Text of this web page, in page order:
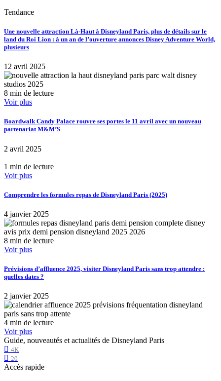
Tendance
Une nouvelle attraction Là-Haut à Disneyland Paris, plus de détails sur le
land du Roi Lion : à un an de l’ouverture annonces Disney Adventure World,
plusieurs
12 avril 2025
8 min de lecture
Voir plus
Boardwalk Candy Palace rouvre ses portes le 11 avril avec un nouveau
partenariat M&M’S
2 avril 2025
1 min de lecture
Voir plus
Comprendre les formules repas de Disneyland Paris (2025)
4 janvier 2025
8 min de lecture
Voir plus
Prévisions d’affluence 2025, visiter Disneyland Paris sans trop attendre :
quelles dates ?
2 janvier 2025
4 min de lecture
Voir plus
Guide, nouveautés et actualités de Disneyland Paris
4K
20
Accès rapide